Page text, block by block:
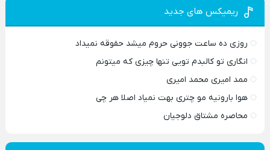
ریمیکس های جدید
روزی ده ساعت جوونی حروم میشد حقوقه نمیداد
انگاری تو کالبدم تویی تنها چیزی که میتونم
ممد امیری محمد امیری
هوا بارونیه مو چتری بهت نمیاد اصلا هر چی
محاصره مشتاق دلوجیان